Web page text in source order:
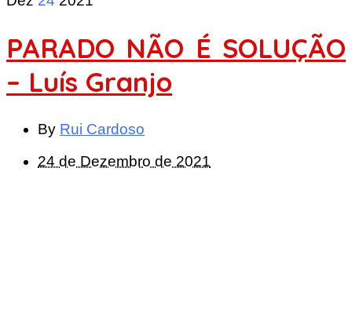
PARADO NÃO É SOLUÇÃO
– Luís Granjo
By Rui Cardoso
24 de Dezembro de 2021